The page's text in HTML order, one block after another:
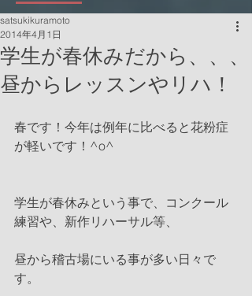
学生が春休みだから、、、
昼からレッスンやリハ！
satsukikuramoto
2014年4月1日
春です！今年は例年に比べると花粉症
が軽いです！^o^
学生が春休みという事で、コンクール
練習や、新作リハーサル等、
昼から稽古場にいる事が多い日々で
す。